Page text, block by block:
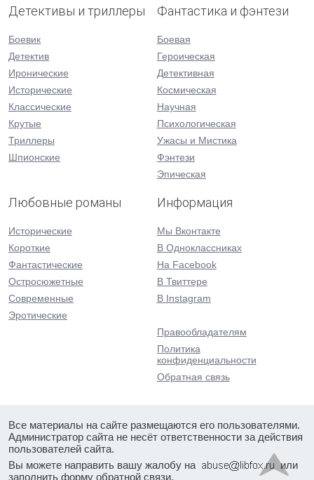
Детективы и триллеры
Боевик
Детектив
Иронические
Исторические
Классические
Крутые
Триллеры
Шпионские
Фантастика и фэнтези
Боевая
Героическая
Детективная
Космическая
Научная
Психологическая
Ужасы и Мистика
Фэнтези
Эпическая
Любовные романы
Исторические
Короткие
Фантастические
Остросюжетные
Современные
Эротические
Информация
Мы Вконтакте
В Одноклассниках
На Facebook
В Твиттере
В Instagram
Правообладателям
Политика
конфиденциальности
Обратная связь
Все материалы на сайте размещаются его пользователями.
Администратор сайта не несёт ответственности за действия
пользователей сайта.
Вы можете направить вашу жалобу на
или
заполнить форму обратной связи.